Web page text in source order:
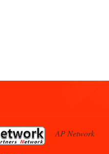
AP Network